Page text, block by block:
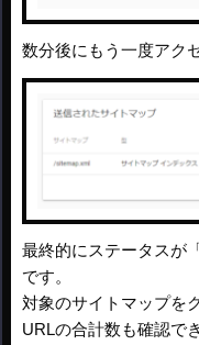
数分後にもう一度アク
最終的にステータスが
です。
対象のサイトマップを
URLの合計数も確認で